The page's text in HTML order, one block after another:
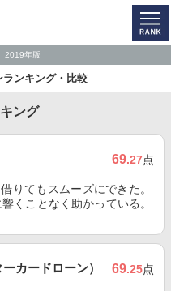
2019年版
ランキング・比較
ング
69.27点
りてもスムーズにできた。
くことなく助かっている。
カードローン） 69.25点